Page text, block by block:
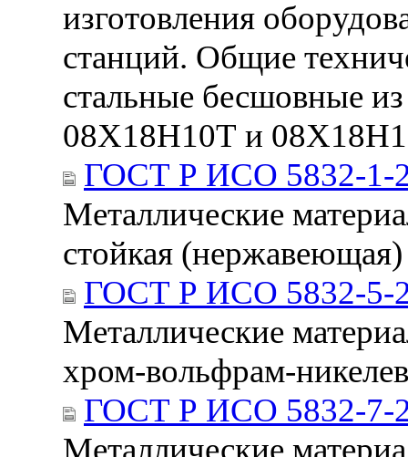
изготовления
станций. Общие
стальные бесшовные из
08Х18Н10Т и
ГОСТ Р ИСО 5832-1-
Металлические
стойкая
ГОСТ Р ИСО 5832-5-
Металлические
хром-вольфрам-
ГОСТ Р ИСО 5832-7-
Металлические